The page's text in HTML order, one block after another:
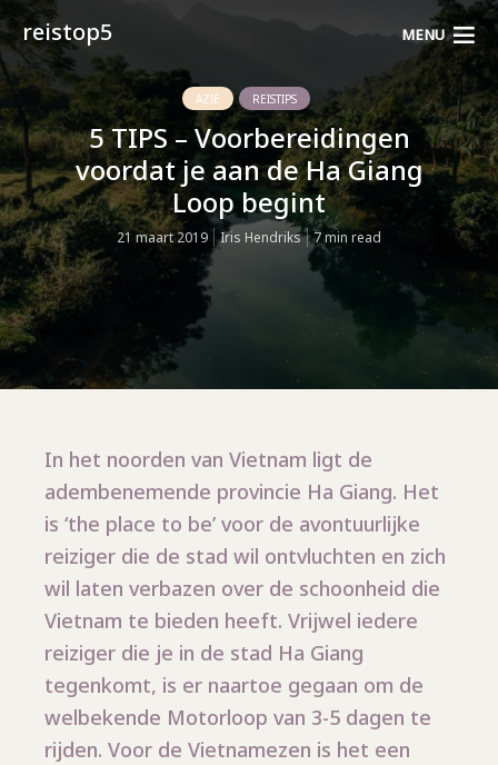
reistop5 MENU
AZIË REISTIPS
5 TIPS – Voorbereidingen
voordat je aan de Ha Giang
Loop begint
21 maart 2019 Iris Hendriks 7 min read
In het noorden van Vietnam ligt de
adembenemende provincie Ha Giang. Het
is ‘the place to be’ voor de avontuurlijke
reiziger die de stad wil ontvluchten en zich
wil laten verbazen over de schoonheid die
Vietnam te bieden heeft. Vrijwel iedere
reiziger die je in de stad Ha Giang
tegenkomt, is er naartoe gegaan om de
welbekende Motorloop van 3-5 dagen te
rijden. Voor de Vietnamezen is het een